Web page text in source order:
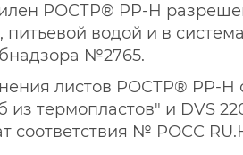
РОСТР® PP-H
водой и в
№2765.
листов РОСТР® PP-H
из термопластов" и DVS
соответствия № РОСС